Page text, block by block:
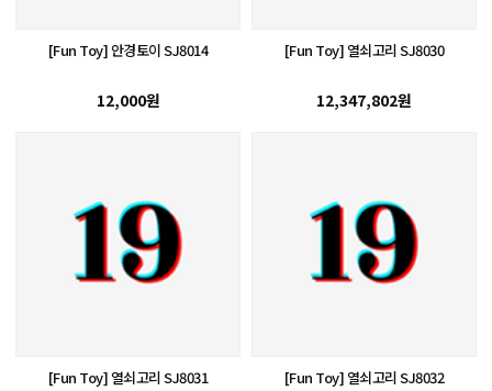
[Fun Toy] 안경토이 SJ8014
12,000원
[Fun Toy] 열쇠고리 SJ8030
12,347,802원
[Fun Toy] 열쇠고리 SJ8031 [Fun Toy] 열쇠고리 SJ8032